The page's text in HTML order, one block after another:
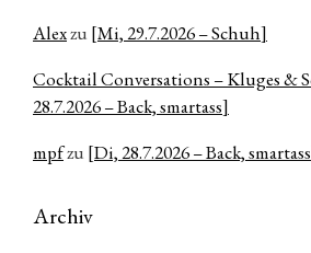
Alexzu [Mi, 29.7.2026 – Schuh]
Cocktail Conversations – Kluges &
28.7.2026 – Back, smartass]
mpfzu [Di, 28.7.2026 – Back,
Archiv